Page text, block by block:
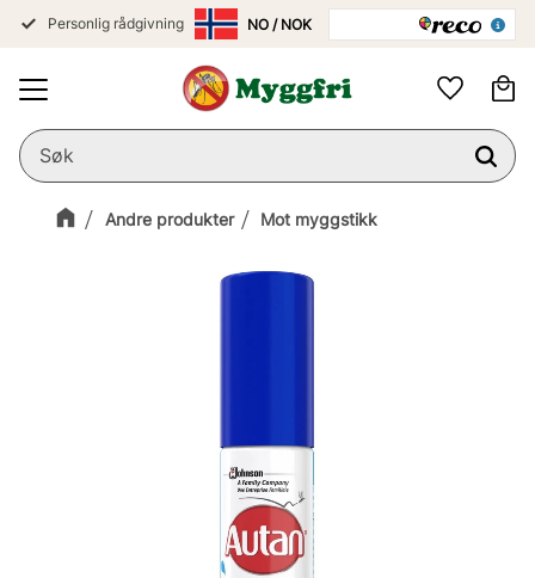
Personlig rådgivning
Favoritter
Andre produkter Mot myggstikk